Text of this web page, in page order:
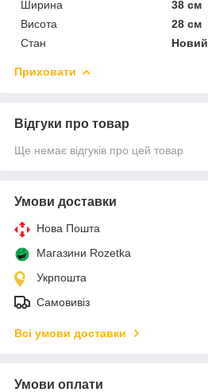
Ширина
38 см
Висота
28 см
Стан
Новий
Приховати
Відгуки про товар
Ще немає відгуків про цей товар
Умови доставки
Нова Пошта
Магазини Rozetka
Укрпошта
Самовивіз
Всі умови доставки
Умови оплати